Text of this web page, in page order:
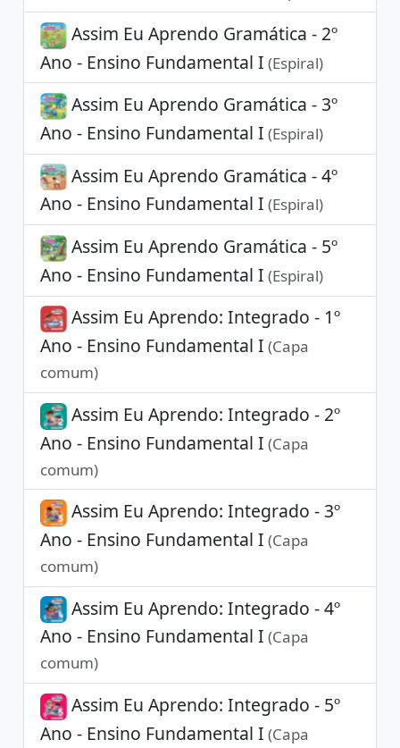
Assim Eu Aprendo Gramática - 2º
Ano - Ensino Fundamental I (Espiral)
Assim Eu Aprendo Gramática - 3º
Ano - Ensino Fundamental I (Espiral)
Assim Eu Aprendo Gramática - 4º
Ano - Ensino Fundamental I (Espiral)
Assim Eu Aprendo Gramática - 5º
Ano - Ensino Fundamental I (Espiral)
Assim Eu Aprendo: Integrado - 1º
Ano - Ensino Fundamental I (Capa
comum)
Assim Eu Aprendo: Integrado - 2º
Ano - Ensino Fundamental I (Capa
comum)
Assim Eu Aprendo: Integrado - 3º
Ano - Ensino Fundamental I (Capa
comum)
Assim Eu Aprendo: Integrado - 4º
Ano - Ensino Fundamental I (Capa
comum)
Assim Eu Aprendo: Integrado - 5º
Ano - Ensino Fundamental I (Capa